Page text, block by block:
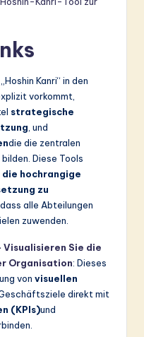
Kanri“ in den
vorkommt,
strategische
, und
die die zentralen
Diese Tools
die hochrangige
zu
alle Abteilungen
zuwenden.
Sie die
Organisation: Dieses
von visuellen
direkt mit
(KPIs)und